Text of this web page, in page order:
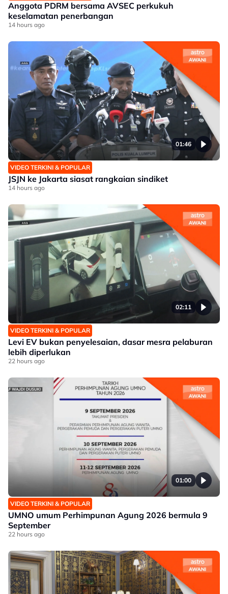
Anggota PDRM bersama AVSEC perkukuh
keselamatan penerbangan
14 hours ago
01:46
VIDEO TERKINI & POPULAR
JSJN ke Jakarta siasat rangkaian sindiket
14 hours ago
02:11
VIDEO TERKINI & POPULAR
Levi EV bukan penyelesaian, dasar mesra pelaburan
lebih diperlukan
22 hours ago
01:00
VIDEO TERKINI & POPULAR
UMNO umum Perhimpunan Agung 2026 bermula 9
September
22 hours ago